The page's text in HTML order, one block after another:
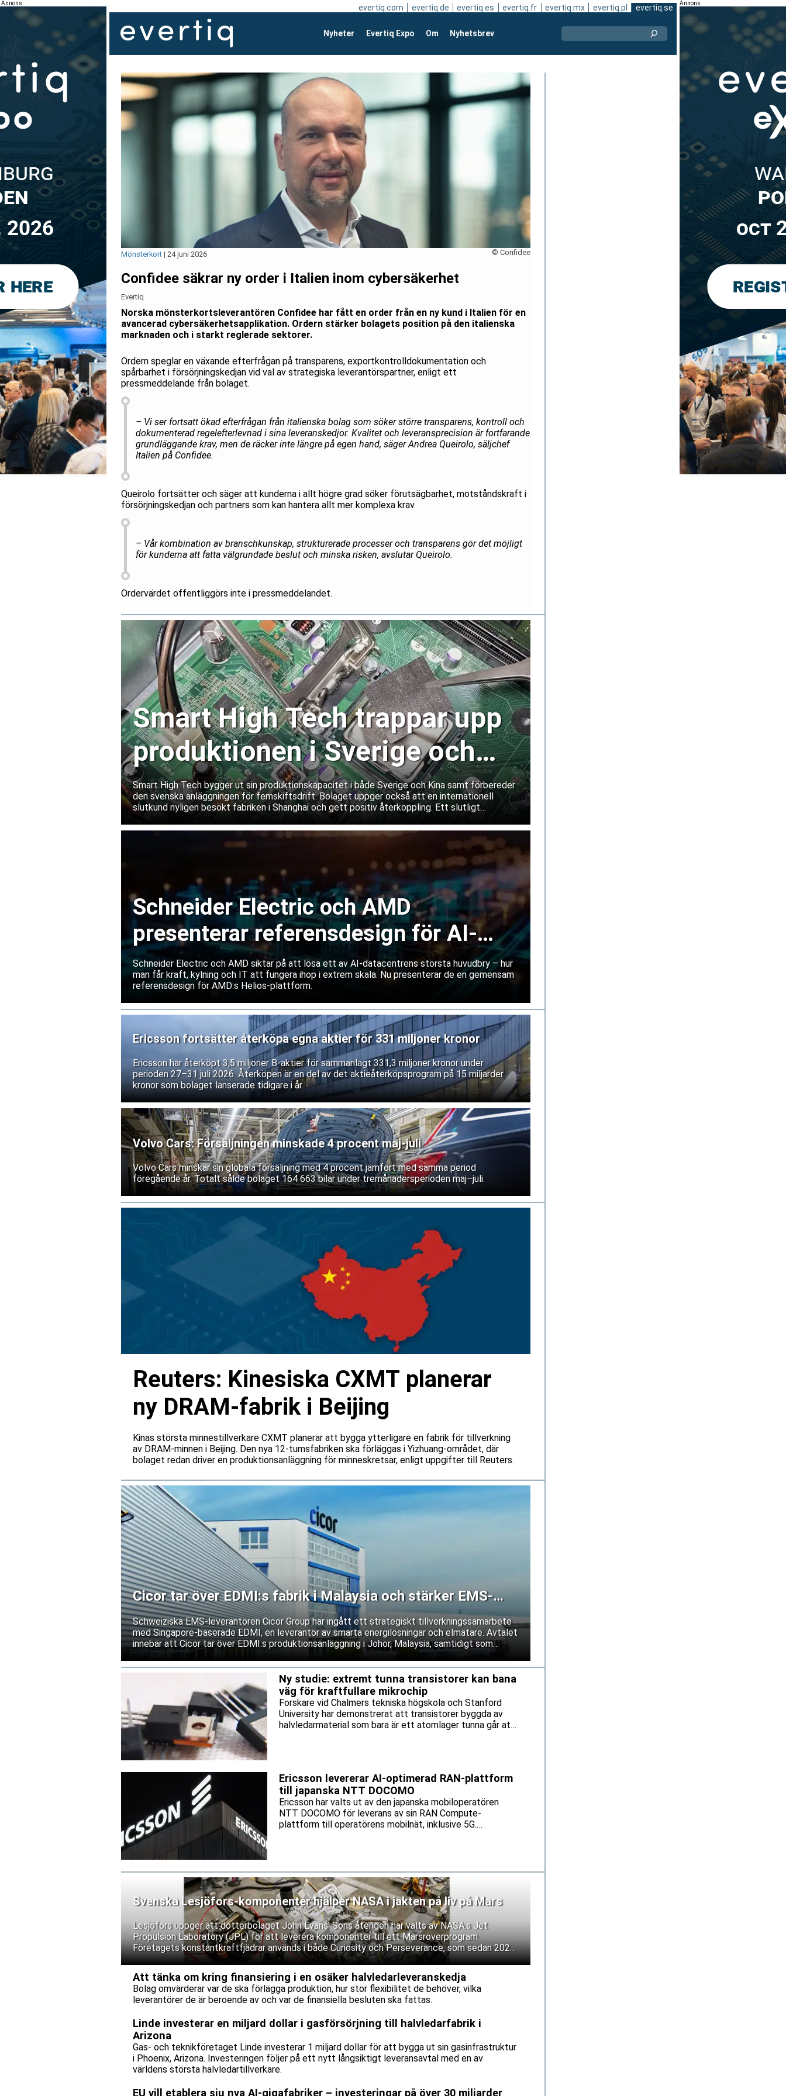
Annons evertiq.com evertiq.de evertiq.es evertiq.fr evertiq.mx evertiq.pl evertiq.se
Nyheter Evertiq Expo Om Nyhetsbrev
© Confidee
Mönsterkort | 24 juni 2026
Confidee säkrar ny order i Italien inom cybersäkerhet
Evertiq
Norska mönsterkortsleverantören Confidee har fått en order från en ny kund i Italien för en
avancerad cybersäkerhetsapplikation. Ordern stärker bolagets position på den italienska
marknaden och i starkt reglerade sektorer.
Ordern speglar en växande efterfrågan på transparens, exportkontrolldokumentation och
spårbarhet i försörjningskedjan vid val av strategiska leverantörspartner, enligt ett
pressmeddelande från bolaget.
– Vi ser fortsatt ökad efterfrågan från italienska bolag som söker större transparens, kontroll och
dokumenterad regelefterlevnad i sina leveranskedjor. Kvalitet och leveransprecision är fortfarande
grundläggande krav, men de räcker inte längre på egen hand, säger Andrea Queirolo, säljchef
Italien på Confidee.
Queirolo fortsätter och säger att kunderna i allt högre grad söker förutsägbarhet, motståndskraft i
försörjningskedjan och partners som kan hantera allt mer komplexa krav.
– Vår kombination av branschkunskap, strukturerade processer och transparens gör det möjligt
för kunderna att fatta välgrundade beslut och minska risken, avslutar Queirolo.
Ordervärdet offentliggörs inte i pressmeddelandet.
Smart High Tech trappar upp
produktionen i Sverige och
Kina
Smart High Tech bygger ut sin produktionskapacitet i både Sverige och Kina samt förbereder
den svenska anläggningen för femskiftsdrift. Bolaget uppger också att en internationell
slutkund nyligen besökt fabriken i Shanghai och gett positiv återkoppling. Ett slutligt
Schneider Electric och AMD
presenterar referensdesign för AI-
datacenter
Schneider Electric och AMD siktar på att lösa ett av AI-datacentrens största huvudbry – hur
man får kraft, kylning och IT att fungera ihop i extrem skala. Nu presenterar de en gemensam
referensdesign för AMD:s Helios-plattform.
Ericsson fortsätter återköpa egna aktier för 331 miljoner kronor
Ericsson har återköpt 3,5 miljoner B-aktier för sammanlagt 331,3 miljoner kronor under
perioden 27–31 juli 2026. Återköpen är en del av det aktieåterköpsprogram på 15 miljarder
kronor som bolaget lanserade tidigare i år.
Volvo Cars: Försäljningen minskade 4 procent maj-juli
Volvo Cars minskar sin globala försäljning med 4 procent jämfört med samma period
föregående år. Totalt sålde bolaget 164 663 bilar under tremånadersperioden maj–juli.
Reuters: Kinesiska CXMT planerar
ny DRAM-fabrik i Beijing
Kinas största minnestillverkare CXMT planerar att bygga ytterligare en fabrik för tillverkning
av DRAM-minnen i Beijing. Den nya 12-tumsfabriken ska förläggas i Yizhuang-området, där
bolaget redan driver en produktionsanläggning för minneskretsar, enligt uppgifter till Reuters.
Cicor tar över EDMI:s fabrik i Malaysia och stärker EMS-
kapaciteten i Asien
Schweiziska EMS-leverantören Cicor Group har ingått ett strategiskt tillverkningssamarbete
med Singapore-baserade EDMI, en leverantör av smarta energilösningar och elmätare. Avtalet
innebär att Cicor tar över EDMI:s produktionsanläggning i Johor, Malaysia, samtidigt som
bolagen tecknar ett långsiktigt tillverkningsavtal.
Ny studie: extremt tunna transistorer kan bana
väg för kraftfullare mikrochip
Forskare vid Chalmers tekniska högskola och Stanford
University har demonstrerat att transistorer byggda av
halvledarmaterial som bara är ett atomlager tunna går att
Ericsson levererar AI-optimerad RAN-plattform
till japanska NTT DOCOMO
Ericsson har valts ut av den japanska mobiloperatören
NTT DOCOMO för leverans av sin RAN Compute-
plattform till operatörens mobilnät, inklusive 5G.
Svenska Lesjöfors-komponenter hjälper NASA i jakten på liv på Mars
Lesjöfors uppger att dotterbolaget John Evans' Sons återigen har valts av NASA:s Jet
Propulsion Laboratory (JPL) för att leverera komponenter till ett Marsroverprogram.
Företagets konstantkraftfjädrar används i både Curiosity och Perseverance, som sedan 2021
utforskar Jezero-kratern i jakten på tecken på tidigare mikrobiellt liv.
Att tänka om kring finansiering i en osäker halvledarleveranskedja
Bolag omvärderar var de ska förlägga produktion, hur stor flexibilitet de behöver, vilka
leverantörer de är beroende av och var de finansiella besluten ska fattas.
Linde investerar en miljard dollar i gasförsörjning till halvledarfabrik i
Arizona
Gas- och teknikföretaget Linde investerar 1 miljard dollar för att bygga ut sin gasinfrastruktur
i Phoenix, Arizona. Investeringen följer på ett nytt långsiktigt leveransavtal med en av
världens största halvledartillverkare.
EU vill etablera sju nya AI-gigafabriker – investeringar på över 30 miljarder
Annons